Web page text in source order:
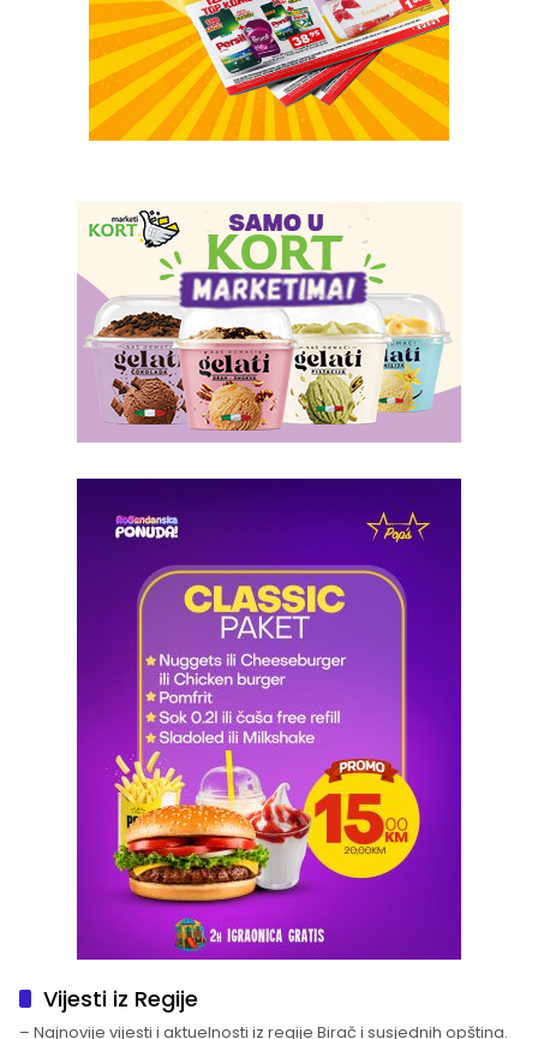
Vijesti iz Regije
– Najnovije vijesti i aktuelnosti iz regije Birač i susjednih opština.